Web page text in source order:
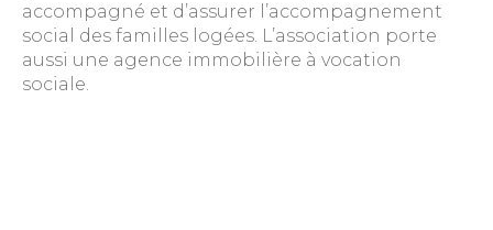
accompagné et d’assurer l’accompagnement
social des familles logées. L’association porte
aussi une agence immobilière à vocation
sociale.